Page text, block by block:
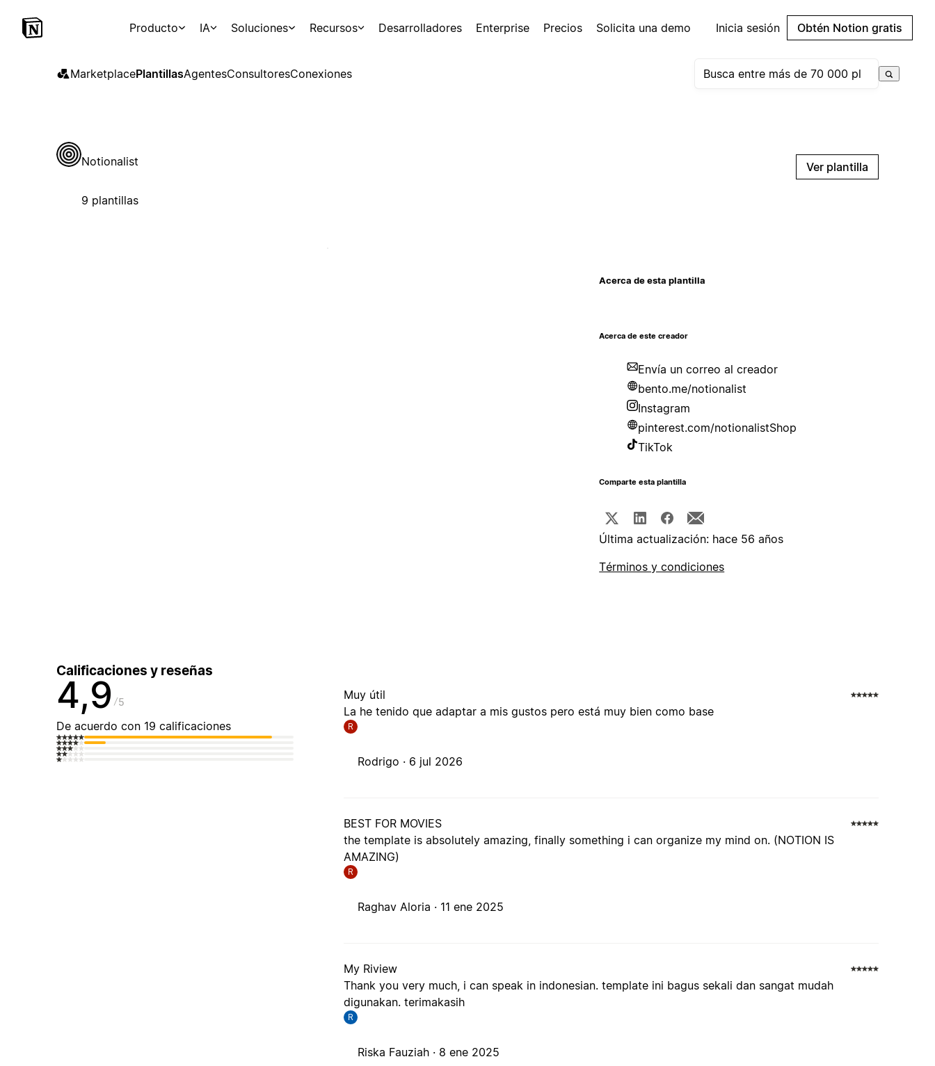
Producto IA Soluciones Recursos Desarrolladores Enterprise Precios Solicita una demo Inicia sesión Obtén Notion gratis
MarketplacePlantillasAgentesConsultoresConexiones
Notionalist
9 plantillas
Ver plantilla
Acerca de esta plantilla
Acerca de este creador
Envía un correo al creador
bento.me/notionalist
Instagram
pinterest.com/notionalistShop
TikTok
Comparte esta plantilla
Última actualización: hace 56 años
Términos y condiciones
Calificaciones y reseñas
4,9 5
De acuerdo con 19 calificaciones
Muy útil
La he tenido que adaptar a mis gustos pero está muy bien como base
R
Rodrigo · 6 jul 2026
BEST FOR MOVIES
the template is absolutely amazing, finally something i can organize my mind on. (NOTION IS
AMAZING)
R
Raghav Aloria · 11 ene 2025
My Riview
Thank you very much, i can speak in indonesian. template ini bagus sekali dan sangat mudah
digunakan. terimakasih
R
Riska Fauziah · 8 ene 2025